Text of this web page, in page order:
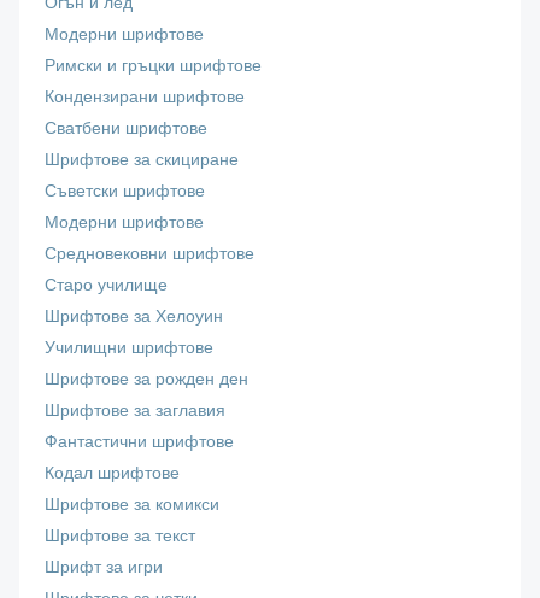
Модерни шрифтове
Римски и гръцки шрифтове
Кондензирани шрифтове
Сватбени шрифтове
Шрифтове за скициране
Съветски шрифтове
Модерни шрифтове
Средновековни шрифтове
Старо училище
Шрифтове за Хелоуин
Училищни шрифтове
Шрифтове за рожден ден
Шрифтове за заглавия
Фантастични шрифтове
Кодал шрифтове
Шрифтове за комикси
Шрифтове за текст
Шрифт за игри